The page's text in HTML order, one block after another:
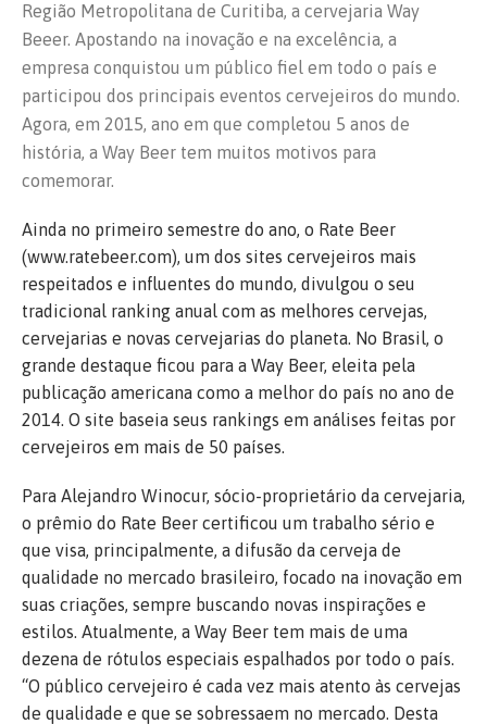
Região Metropolitana de Curitiba, a cervejaria Way
Beeer. Apostando na inovação e na excelência, a
empresa conquistou um público fiel em todo o país e
participou dos principais eventos cervejeiros do mundo.
Agora, em 2015, ano em que completou 5 anos de
história, a Way Beer tem muitos motivos para
comemorar.
Ainda no primeiro semestre do ano, o Rate Beer
(www.ratebeer.com), um dos sites cervejeiros mais
respeitados e influentes do mundo, divulgou o seu
tradicional ranking anual com as melhores cervejas,
cervejarias e novas cervejarias do planeta. No Brasil, o
grande destaque ficou para a Way Beer, eleita pela
publicação americana como a melhor do país no ano de
2014. O site baseia seus rankings em análises feitas por
cervejeiros em mais de 50 países.
Para Alejandro Winocur, sócio-proprietário da cervejaria,
o prêmio do Rate Beer certificou um trabalho sério e
que visa, principalmente, a difusão da cerveja de
qualidade no mercado brasileiro, focado na inovação em
suas criações, sempre buscando novas inspirações e
estilos. Atualmente, a Way Beer tem mais de uma
dezena de rótulos especiais espalhados por todo o país.
“O público cervejeiro é cada vez mais atento às cervejas
de qualidade e que se sobressaem no mercado. Desta